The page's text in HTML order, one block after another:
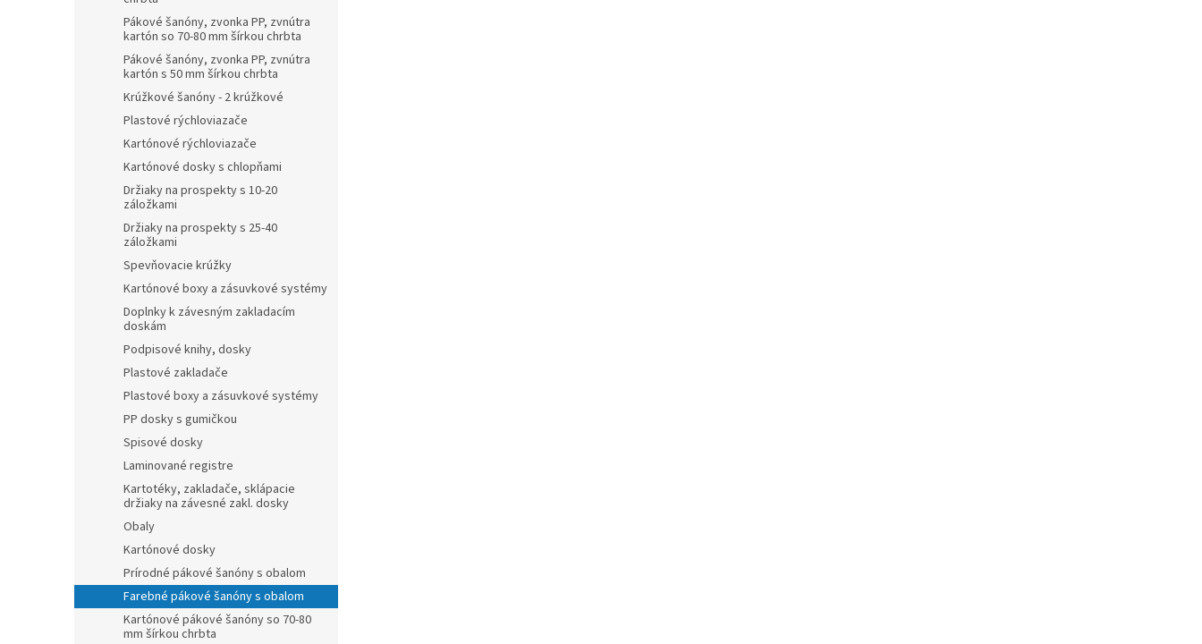
Pákové šanóny, zvonka PP, zvnútra
kartón so 70-80 mm šírkou chrbta
Pákové šanóny, zvonka PP, zvnútra
kartón s 50 mm šírkou chrbta
Krúžkové šanóny - 2 krúžkové
Plastové rýchloviazače
Kartónové rýchloviazače
Kartónové dosky s chlopňami
Držiaky na prospekty s 10-20
záložkami
Držiaky na prospekty s 25-40
záložkami
Spevňovacie krúžky
Kartónové boxy a zásuvkové systémy
Doplnky k závesným zakladacím
doskám
Podpisové knihy, dosky
Plastové zakladače
Plastové boxy a zásuvkové systémy
PP dosky s gumičkou
Spisové dosky
Laminované registre
Kartotéky, zakladače, sklápacie
držiaky na závesné zakl. dosky
Obaly
Kartónové dosky
Prírodné pákové šanóny s obalom
Farebné pákové šanóny s obalom
Kartónové pákové šanóny so 70-80
mm šírkou chrbta